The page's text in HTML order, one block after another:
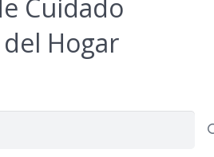
Cuidado
Hogar